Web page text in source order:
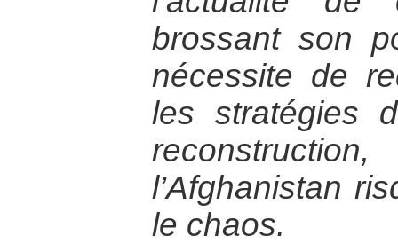
brossant son
nécessite de
les stratégies
l’Afghanistan
le chaos.